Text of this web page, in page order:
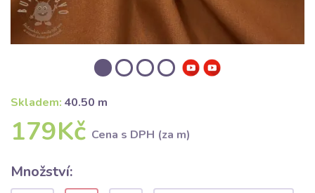
Skladem: 40.50 m
179Kč Cena s DPH (za m)
Množství: